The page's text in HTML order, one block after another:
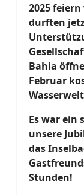
2025 feiern
durften
Bahia
Februar
Es war ein
unsere
das
Stunden!